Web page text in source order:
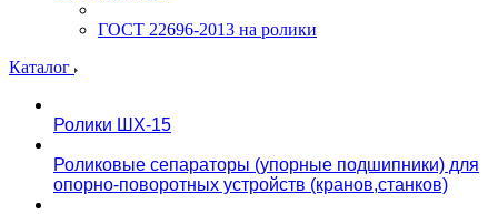
ГОСТ 22696-2013 на ролики
Каталог
Ролики ШХ-15
Роликовые сепараторы (упорные подшипники) для
опорно-поворотных устройств (кранов,станков)